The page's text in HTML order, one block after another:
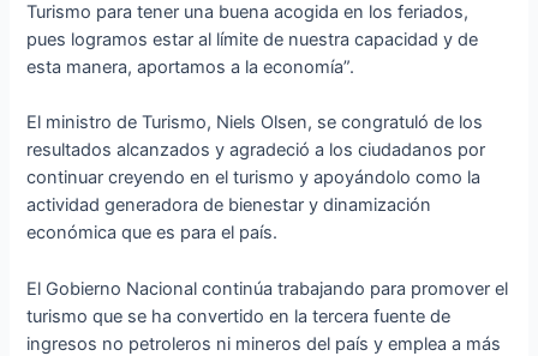
Turismo para tener una buena acogida en los feriados,
pues logramos estar al límite de nuestra capacidad y de
esta manera, aportamos a la economía”.
El ministro de Turismo, Niels Olsen, se congratuló de los
resultados alcanzados y agradeció a los ciudadanos por
continuar creyendo en el turismo y apoyándolo como la
actividad generadora de bienestar y dinamización
económica que es para el país.
El Gobierno Nacional continúa trabajando para promover el
turismo que se ha convertido en la tercera fuente de
ingresos no petroleros ni mineros del país y emplea a más